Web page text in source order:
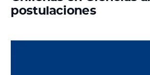
postulaciones